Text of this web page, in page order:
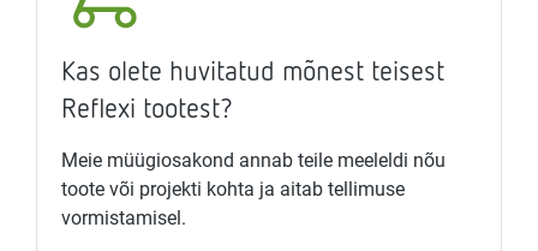
Kas olete huvitatud mõnest teisest
Reflexi tootest?
Meie müügiosakond annab teile meeleldi nõu
toote või projekti kohta ja aitab tellimuse
vormistamisel.